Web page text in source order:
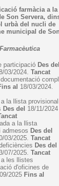
farmàcia a la
Son Servera,
urbà del nucli de
municipal de Son
participació Des del
03/2024. Tancat
al 18/03/2024.
la llista provisional
Des del 18/11/2024
a la llista
admesos Des del
03/2025. Tancat
Des del
07/2025. Tancat
a les llistes
d'oficines de
2025 Fins al